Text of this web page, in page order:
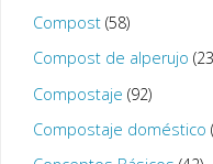
Compost(58)
Compost de alperujo
Compostaje (92)
Compostaje doméstico